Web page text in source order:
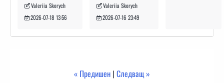
Valeriia Skorych
2026-07-18 13:56
Valeriia Skorych
2026-07-16 23:49
« Предишен | Следващ »